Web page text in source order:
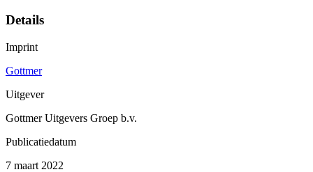
Details
Imprint
Gottmer
Uitgever
Gottmer Uitgevers Groep b.v.
Publicatiedatum
7 maart 2022